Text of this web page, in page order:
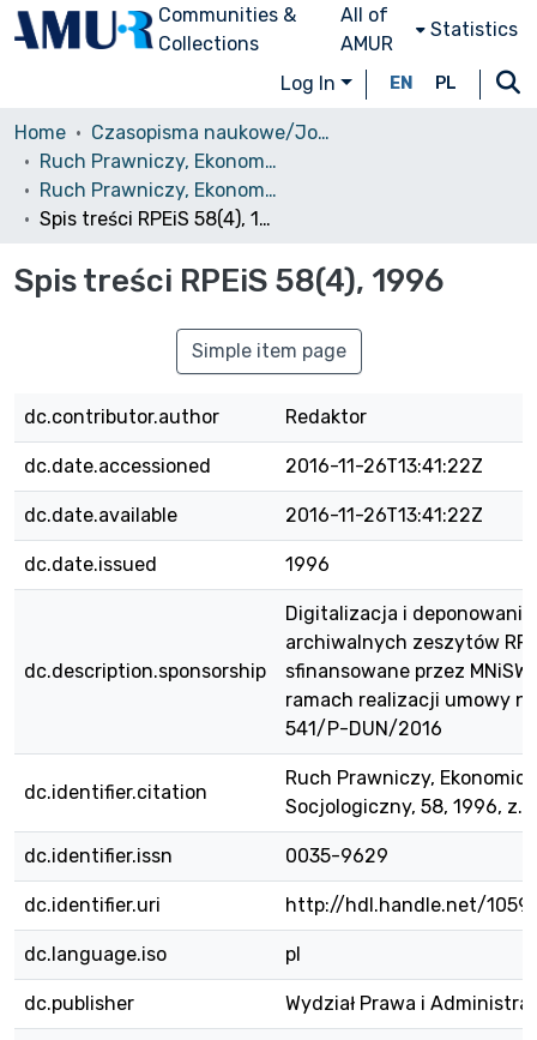
Communities &
Collections
All of
AMUR
Statistics
Log In EN PL
Home
Czasopisma naukowe/Journals
Ruch Prawniczy, Ekonomiczny i Socjologiczny
Ruch Prawniczy, Ekonomiczny i Socjologiczny, 1996, nr 4
Spis treści RPEiS 58(4), 1996
Spis treści RPEiS 58(4), 1996
Simple item page
dc.contributor.author Redaktor
dc.date.accessioned 2016-11-26T13:41:22Z
dc.date.available 2016-11-26T13:41:22Z
dc.date.issued 1996
dc.description.sponsorship
Digitalizacja i deponowanie
archiwalnych zeszytów
sfinansowane przez MNiSW
ramach realizacji umowy nr
541/P-DUN/2016
dc.identifier.citation
Ruch Prawniczy,
Socjologiczny, 58, 1996, z.
dc.identifier.issn 0035-9629
dc.identifier.uri http://hdl.handle.net/
dc.language.iso pl
dc.publisher Wydział Prawa i